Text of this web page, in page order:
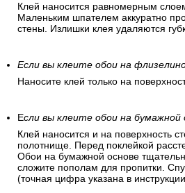
Клей наносится равномерным
Маленьким шпателем аккуратно
стены. Излишки клея удаляются
Если вы клеите обои на
Наносите клей только на
Если вы клеите обои на бумажной
Клей наносится и на поверхность
полотнище. Перед поклейкой
Обои на бумажной основе
сложите пополам для пропитки.
(точная цифра указана в